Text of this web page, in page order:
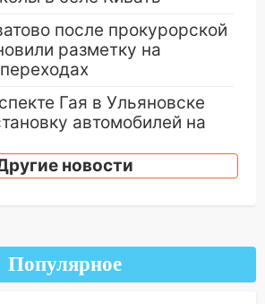
после прокурорской
разметку на
Гая в Ульяновске
автомобилей на
городе 8 августа пройдет
ливнями: прогноз
области на
новости
Популярное